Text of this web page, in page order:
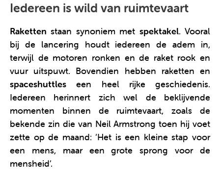
Iedereen is wild van ruimtevaart
Raketten staan synoniem met spektakel. Vooral
bij de lancering houdt iedereen de adem in,
terwijl de motoren ronken en de raket rook en
vuur uitspuwt. Bovendien hebben raketten en
spaceshuttles een heel rijke geschiedenis.
Iedereen herinnert zich wel de beklijvende
momenten binnen de ruimtevaart, zoals de
bekende zin die van Neil Armstrong toen hij voet
zette op de maand: ‘Het is een kleine stap voor
een mens, maar een grote sprong voor de
mensheid’.